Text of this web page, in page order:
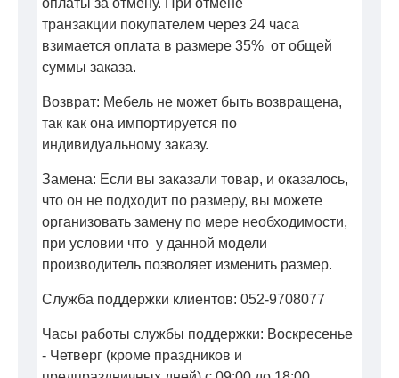
транзакции покупателем через 24 часа
взимается оплата в размере 35% от общей
суммы заказа.
Возврат: Мебель не может быть возвращена,
так как она импортируется по
индивидуальному заказу.
Замена: Если вы заказали товар, и оказалось,
что он не подходит по размеру, вы можете
организовать замену по мере необходимости,
при условии что у данной модели
производитель позволяет изменить размер.
Служба поддержки клиентов: 052-9708077
Часы работы службы поддержки: Воскресенье
- Четверг (кроме праздников и